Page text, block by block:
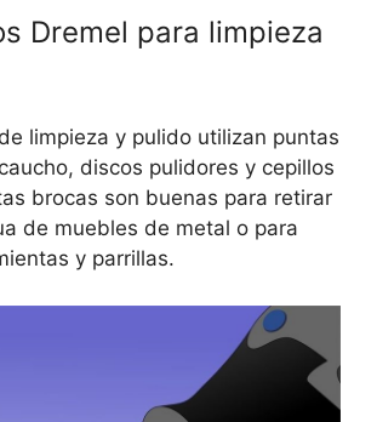
Dremel para limpieza
limpieza y pulido utilizan puntas
discos pulidores y cepillos
brocas son buenas para retirar
de muebles de metal o para
y parrillas.